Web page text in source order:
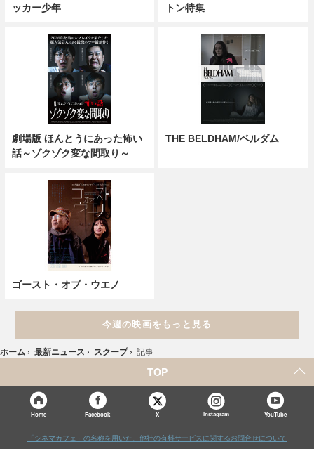
ッカー少年
トン特集
劇場版 ほんとうにあった怖い
話～ゾクゾク変な間取り～
THE BELDHAM/ベルダム
ゴースト・オブ・ウエノ
今週の映画をもっと見る
ホーム › 最新ニュース › スクープ › 記事
TOP
Home Facebook X Instagram YouTube
「シネマカフェ」の名称を用いた、他社の有料サービスに関するお問合せについて